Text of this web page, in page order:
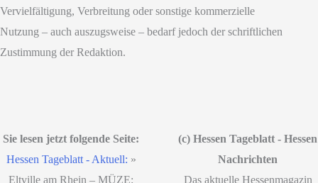
Vervielfältigung, Verbreitung oder sonstige kommerzielle
Nutzung – auch auszugsweise – bedarf jedoch der schriftlichen
Zustimmung der Redaktion.
Sie lesen jetzt folgende Seite:
Hessen Tageblatt - Aktuell: »
Eltville am Rhein – MÜZE:
(c) Hessen Tageblatt - Hessen
Nachrichten
Das aktuelle Hessenmagazin